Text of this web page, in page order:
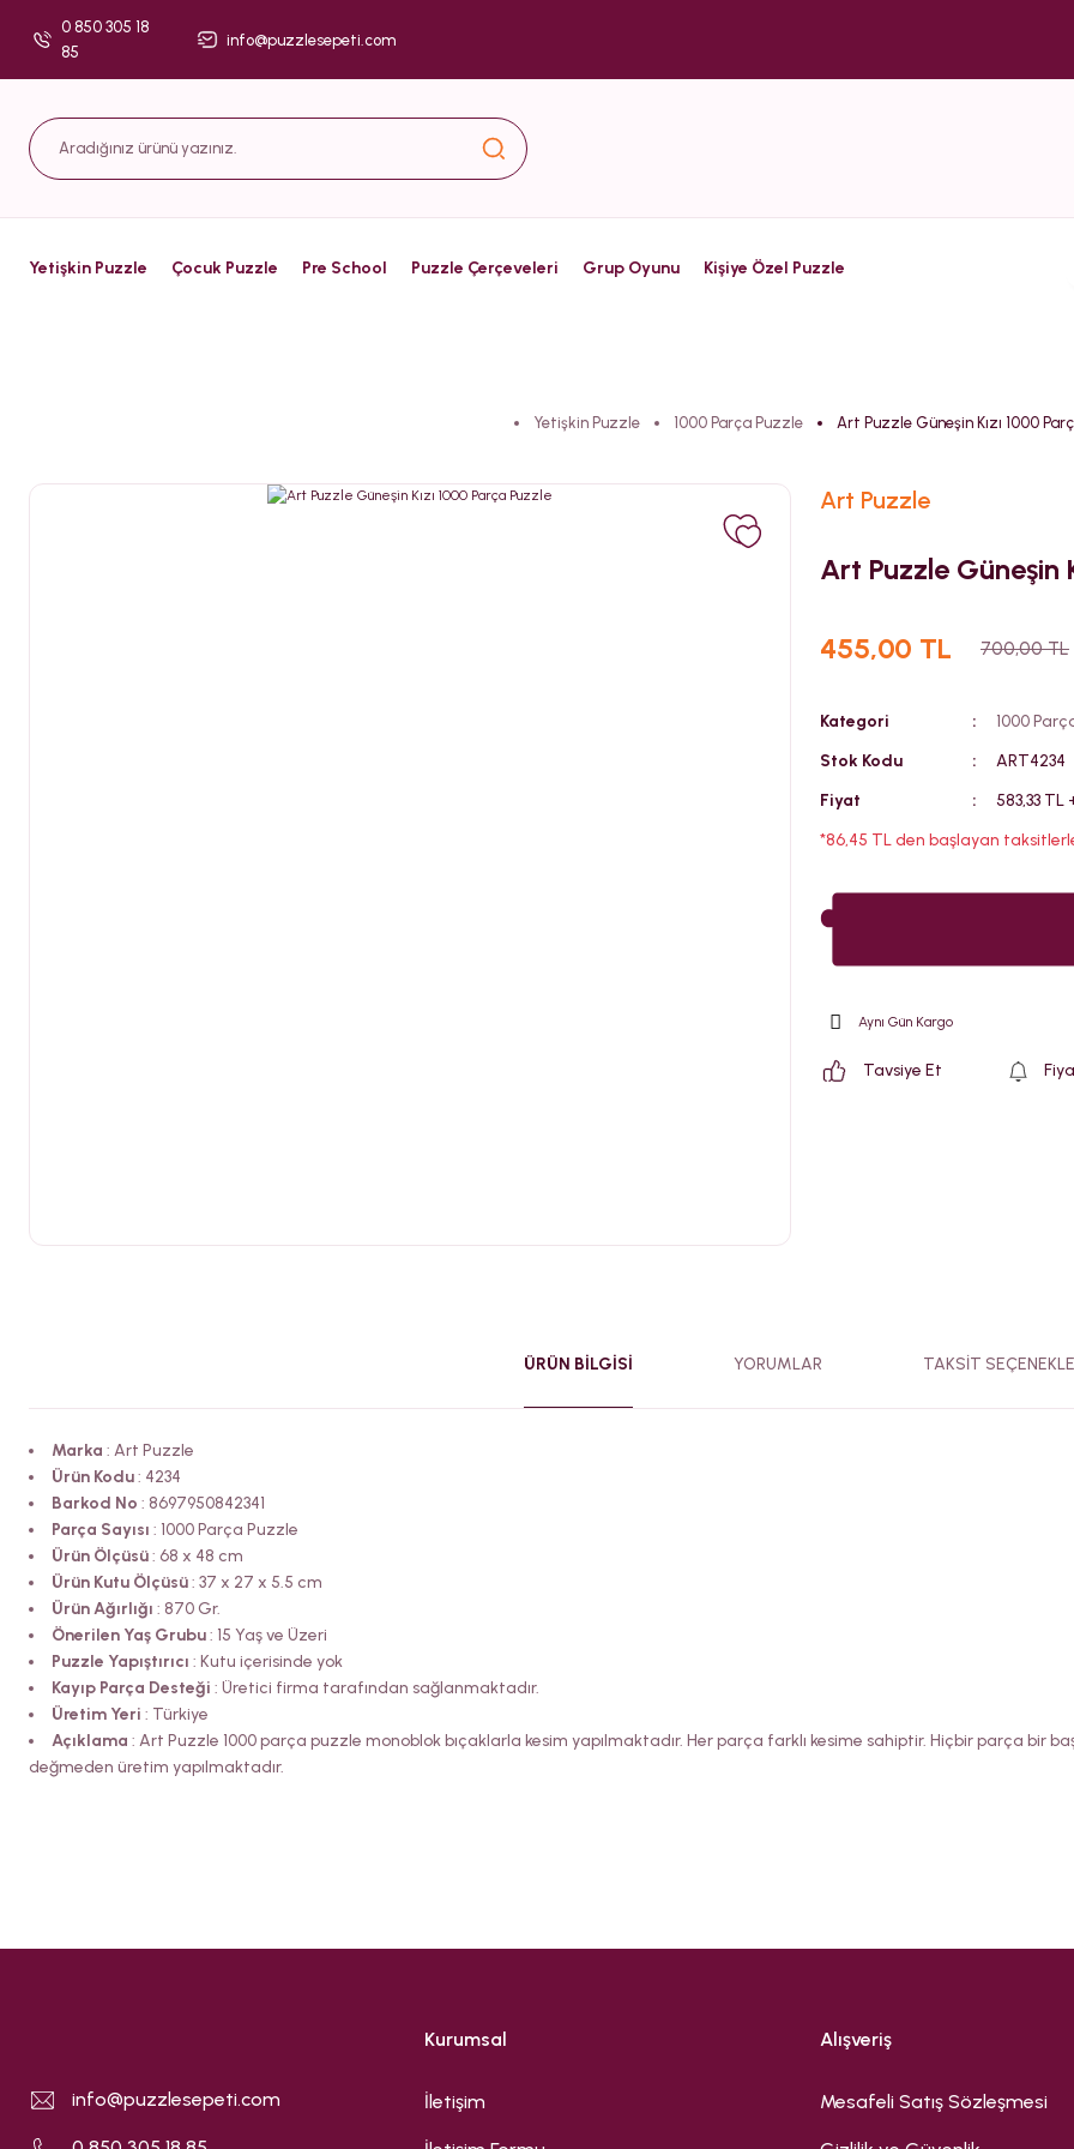
0 850 305 18
85
info@puzzlesepeti.com
Yetişkin Puzzle Çocuk Puzzle Pre School Puzzle Çerçeveleri Grup Oyunu Kişiye Özel Puzzle
Yetişkin Puzzle 1000 Parça Puzzle Art Puzzle Güneşin Kızı 1000
Art Puzzle
Art Puzzle Güneşin
455,00 TL 700,00 TL
Kategori
1000
Stok Kodu
ART4234
Fiyat
583,33 TL
*86,45 TL den başlayan
Aynı Gün Kargo
Tavsiye Et
ÜRÜN BILGISI YORUMLAR TAKSIT
Marka : Art Puzzle
Ürün Kodu: 4234
Barkod No : 8697950842341
Parça Sayısı : 1000 Parça Puzzle
Ürün Ölçüsü: 68 x 48 cm
Ürün Kutu Ölçüsü: 37 x 27 x 5.5 cm
Ürün Ağırlığı : 870 Gr.
Önerilen Yaş Grubu: 15 Yaş ve Üzeri
Puzzle Yapıştırıcı : Kutu içerisinde yok
Kayıp Parça Desteği : Üretici firma tarafından sağlanmaktadır.
Üretim Yeri : Türkiye
Açıklama : Art Puzzle 1000 parça puzzle monoblok bıçaklarla kesim yapılmaktadır. Her parça farklı kesime sahiptir. Hiçbir parça bir
değmeden üretim yapılmaktadır.
info@puzzlesepeti.com
Kurumsal
İletişim
Alışveriş
Mesafeli Satış Sözleşmesi